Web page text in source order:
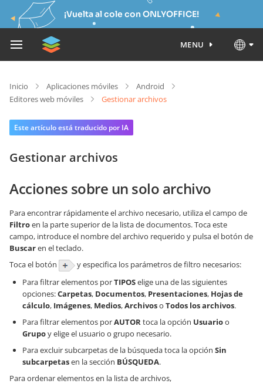
¡Vuelta al cole con ONLYOFFICE!
MENU
Inicio Aplicaciones móviles
Android
Editores web móviles
Gestionar archivos
Este artículo está traducido por IA
Gestionar archivos
Acciones sobre un solo archivo
Para encontrar rápidamente el archivo necesario, utiliza el campo de
Filtroen la parte superior de la lista de documentos. Toca este
campo, introduce el nombre del archivo requerido y pulsa el botón de
Buscaren el teclado.
Toca el botón
y especifica los parámetros de filtro necesarios:
Para filtrar elementos porTIPOSelige una de las siguientes
opciones:Carpetas, Documentos, Presentaciones, Hojas de
cálculo, Imágenes, Medios,Archivoso Todos los archivos.
Para filtrar elementos porAUTOR toca la opción Usuarioo
Grupoy elige el usuario o grupo necesario.
Para excluir subcarpetas de la búsqueda toca la opción Sin
subcarpetasen la sección BÚSQUEDA.
Para ordenar elementos en la lista de archivos,